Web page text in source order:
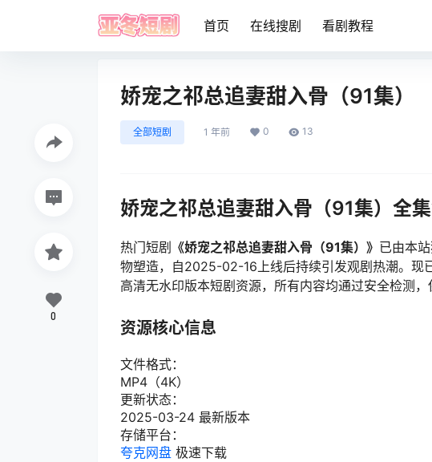
首页 在线搜剧 看剧教程
娇宠之祁总追妻甜入骨（91集）
全部短剧 1 年前 0 13
娇宠之祁总追妻甜入骨（91集）全
热门短剧 《娇宠之祁总追妻甜入骨（91集）》 已由本
物塑造，自2025-02-16上线后持续引发观剧热潮。现
高清无水印版本短剧资源，所有内容均通过安全检测，
资源核心信息
文件格式：
MP4（4K）
更新状态：
2025-03-24 最新版本
存储平台：
夸克网盘 极速下载
0